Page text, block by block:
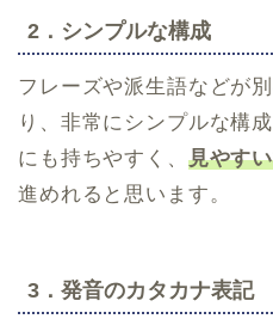
2．シンプルな構成
フレーズや派生語などが
り、非常にシンプルな構
にも持ちやすく、 見やす
進めれると思います。
3．発音のカタカナ表記